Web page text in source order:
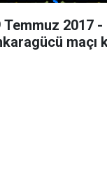
Temmuz 2017
maçı